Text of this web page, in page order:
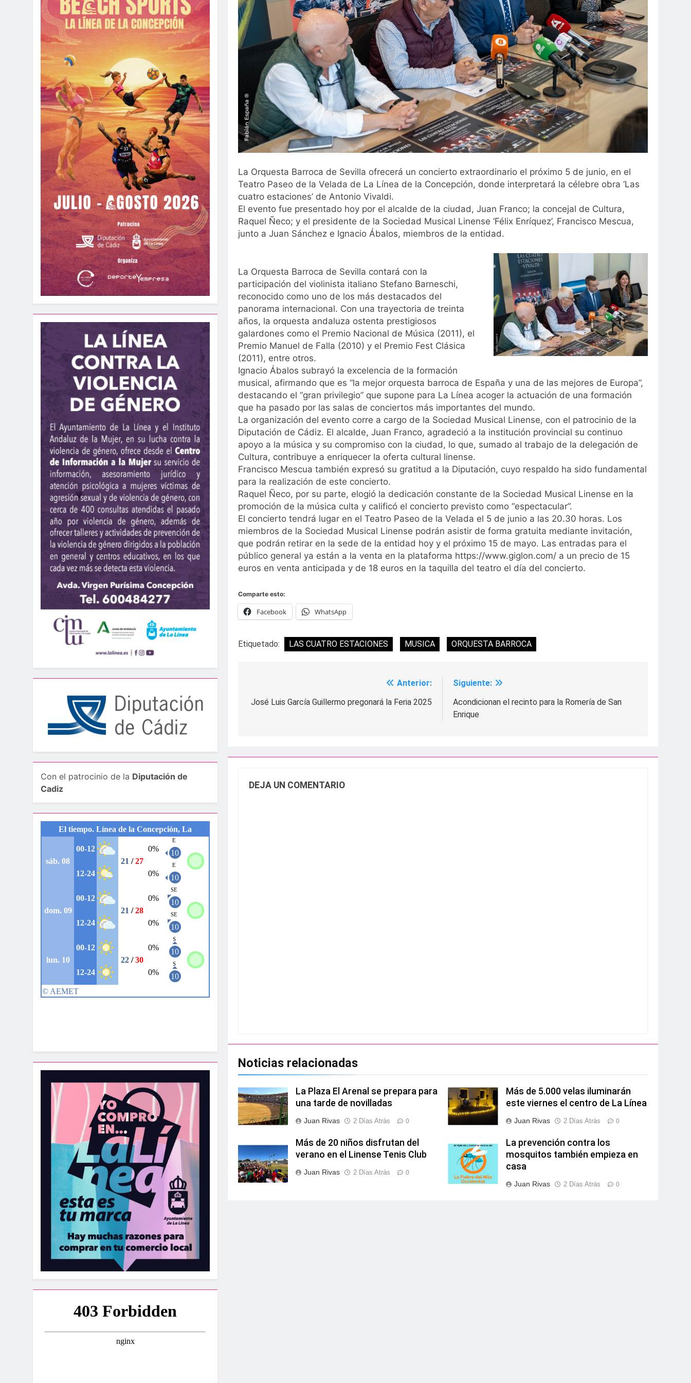
Con el patrocinio de la Diputación de
Cadiz
La Orquesta Barroca de Sevilla ofrecerá un concierto extraordinario el próximo 5 de junio, en el
Teatro Paseo de la Velada de La Línea de la Concepción, donde interpretará la célebre obra ‘Las
cuatro estaciones’ de Antonio Vivaldi.
El evento fue presentado hoy por el alcalde de la ciudad, Juan Franco; la concejal de Cultura,
Raquel Ñeco; y el presidente de la Sociedad Musical Linense ‘Félix Enríquez’, Francisco Mescua,
junto a Juan Sánchez e Ignacio Ábalos, miembros de la entidad.
La Orquesta Barroca de Sevilla contará con la
participación del violinista italiano Stefano Barneschi,
reconocido como uno de los más destacados del
panorama internacional. Con una trayectoria de treinta
años, la orquesta andaluza ostenta prestigiosos
galardones como el Premio Nacional de Música (2011), el
Premio Manuel de Falla (2010) y el Premio Fest Clásica
(2011), entre otros.
Ignacio Ábalos subrayó la excelencia de la formación
musical, afirmando que es “la mejor orquesta barroca de España y una de las mejores de Europa”,
destacando el “gran privilegio” que supone para La Línea acoger la actuación de una formación
que ha pasado por las salas de conciertos más importantes del mundo.
La organización del evento corre a cargo de la Sociedad Musical Linense, con el patrocinio de la
Diputación de Cádiz. El alcalde, Juan Franco, agradeció a la institución provincial su continuo
apoyo a la música y su compromiso con la ciudad, lo que, sumado al trabajo de la delegación de
Cultura, contribuye a enriquecer la oferta cultural linense.
Francisco Mescua también expresó su gratitud a la Diputación, cuyo respaldo ha sido fundamental
para la realización de este concierto.
Raquel Ñeco, por su parte, elogió la dedicación constante de la Sociedad Musical Linense en la
promoción de la música culta y calificó el concierto previsto como “espectacular”.
El concierto tendrá lugar en el Teatro Paseo de la Velada el 5 de junio a las 20.30 horas. Los
miembros de la Sociedad Musical Linense podrán asistir de forma gratuita mediante invitación,
que podrán retirar en la sede de la entidad hoy y el próximo 15 de mayo. Las entradas para el
público general ya están a la venta en la plataforma https://www.giglon.com/ a un precio de 15
euros en venta anticipada y de 18 euros en la taquilla del teatro el día del concierto.
Comparte esto:
Facebook WhatsApp
Etiquetado: LAS CUATRO ESTACIONES MUSICA ORQUESTA BARROCA
de
Anterior:
José Luis García Guillermo pregonará la Feria 2025
Siguiente:
Acondicionan el recinto para la Romería de San
Enrique
DEJA UN COMENTARIO
Noticias relacionadas
La Plaza El Arenal se prepara para
una tarde de novilladas
Juan Rivas 2 Días Atrás 0
Más de 5.000 velas iluminarán
este viernes el centro de La Línea
Juan Rivas 2 Días Atrás 0
Más de 20 niños disfrutan del
verano en el Linense Tenis Club
Juan Rivas 2 Días Atrás 0
La prevención contra los
mosquitos también empieza en
casa
Juan Rivas 2 Días Atrás 0